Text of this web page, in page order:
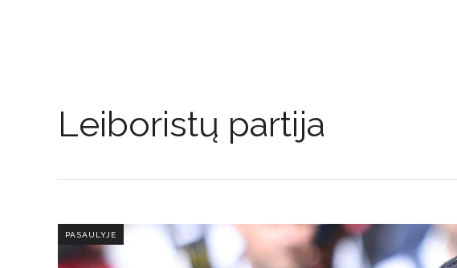
Leiboristų partija
PASAULYJE